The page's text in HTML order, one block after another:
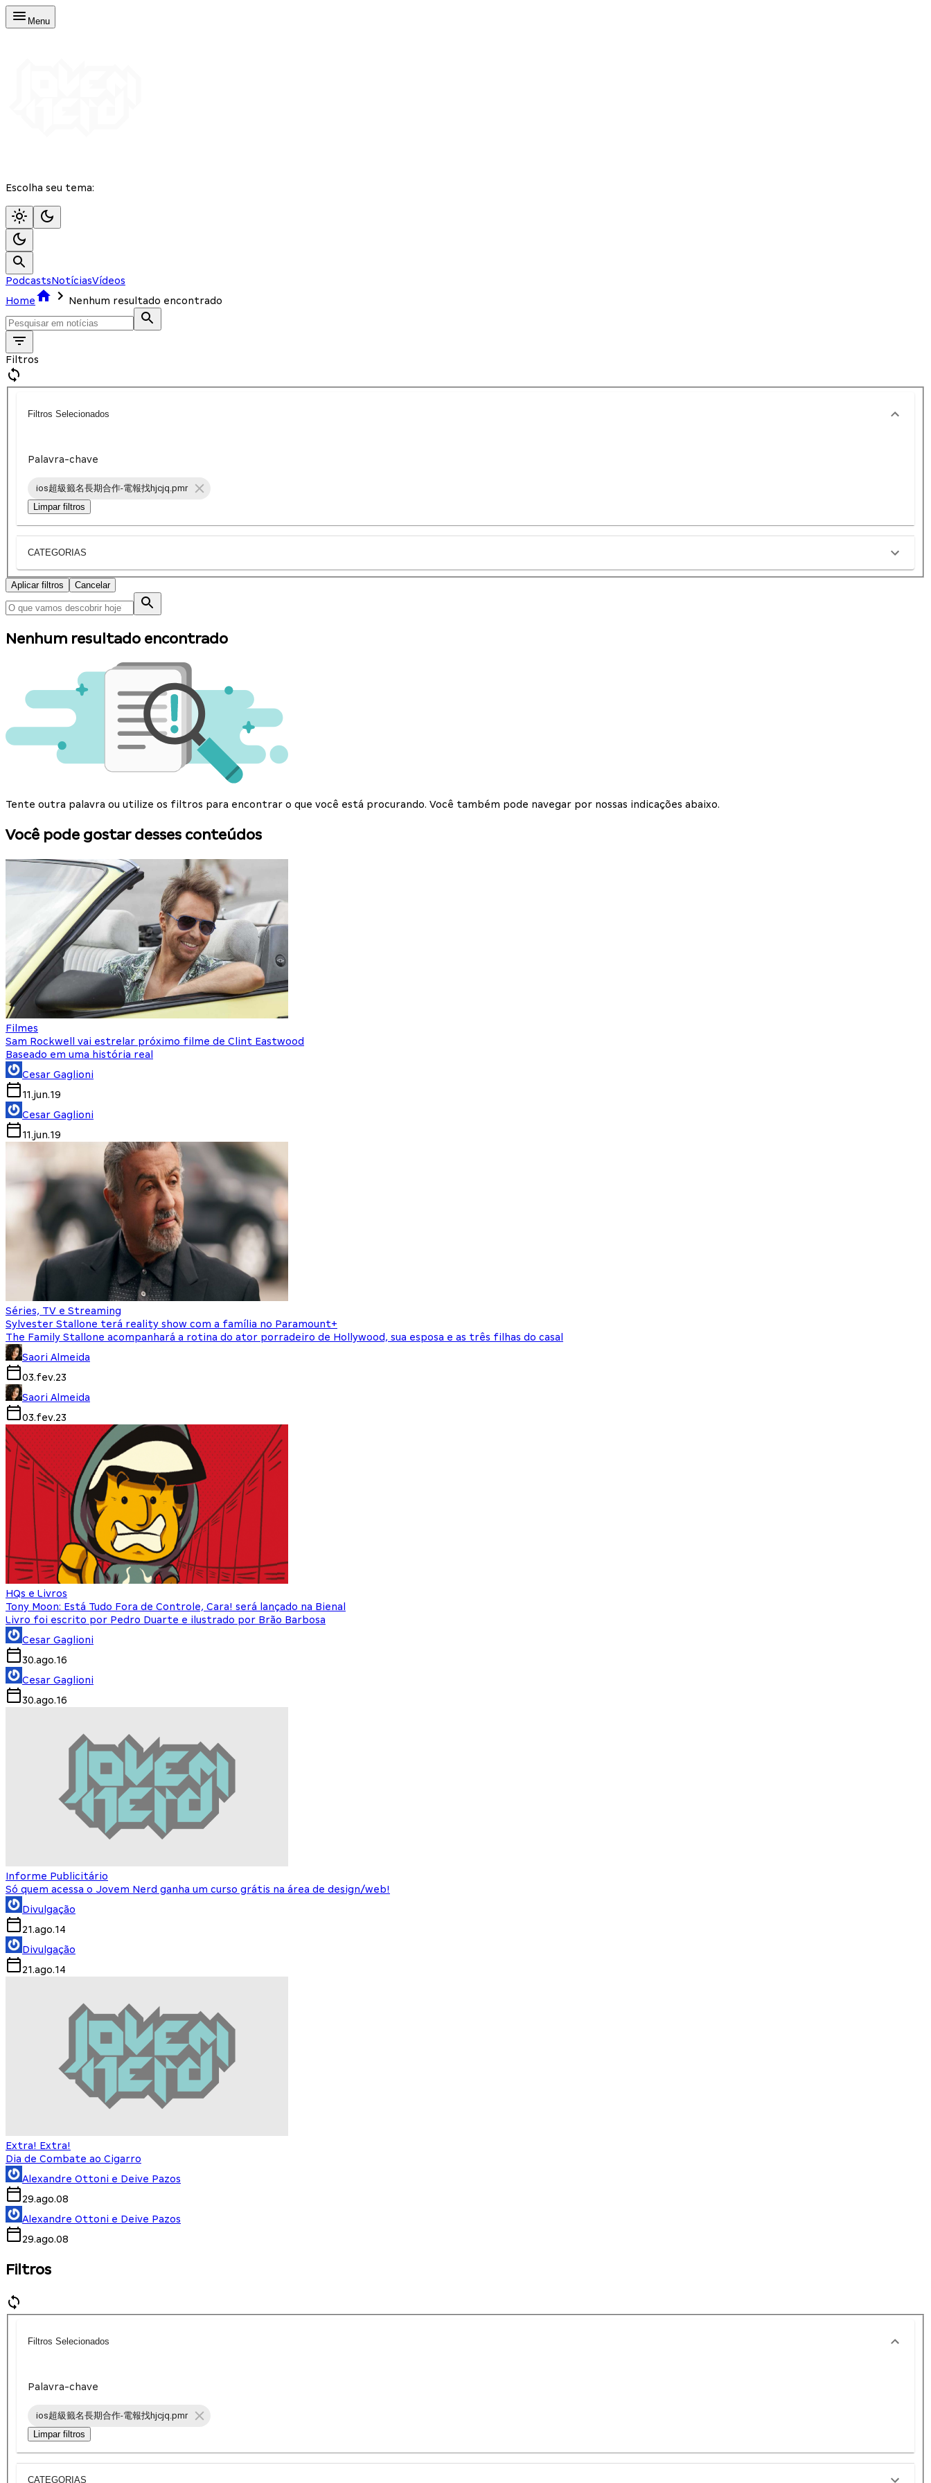
Menu
Escolha seu tema:
PodcastsNotíciasVídeos
Home
Nenhum resultado encontrado
Filtros
Filtros Selecionados
Palavra-chave
ios超級籤名長期合作-電報找hjcjq.pmr
Limpar filtros
CATEGORIAS
Aplicar filtros Cancelar
Nenhum resultado encontrado
Tente outra palavra ou utilize os filtros para encontrar o que você está procurando. Você também pode navegar por nossas indicações abaixo.
Você pode gostar desses conteúdos
Filmes
Sam Rockwell vai estrelar próximo filme de Clint Eastwood
Baseado em uma história real
Cesar Gaglioni
11.jun.19
Cesar Gaglioni
11.jun.19
Séries, TV e Streaming
Sylvester Stallone terá reality show com a família no Paramount+
The Family Stallone acompanhará a rotina do ator porradeiro de Hollywood, sua esposa e as três filhas do casal
Saori Almeida
03.fev.23
Saori Almeida
03.fev.23
HQs e Livros
Tony Moon: Está Tudo Fora de Controle, Cara! será lançado na Bienal
Livro foi escrito por Pedro Duarte e ilustrado por Brão Barbosa
Cesar Gaglioni
30.ago.16
Cesar Gaglioni
30.ago.16
Informe Publicitário
Só quem acessa o Jovem Nerd ganha um curso grátis na área de design/web!
Divulgação
21.ago.14
Divulgação
21.ago.14
Extra! Extra!
Dia de Combate ao Cigarro
Alexandre Ottoni e Deive Pazos
29.ago.08
Alexandre Ottoni e Deive Pazos
29.ago.08
Filtros
Filtros Selecionados
Palavra-chave
ios超級籤名長期合作-電報找hjcjq.pmr
Limpar filtros
CATEGORIAS